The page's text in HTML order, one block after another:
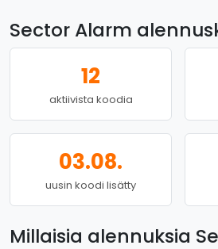
Sector Alarm
12
aktiivista koodia
03.08.
uusin koodi lisätty
Millaisia alennuksia